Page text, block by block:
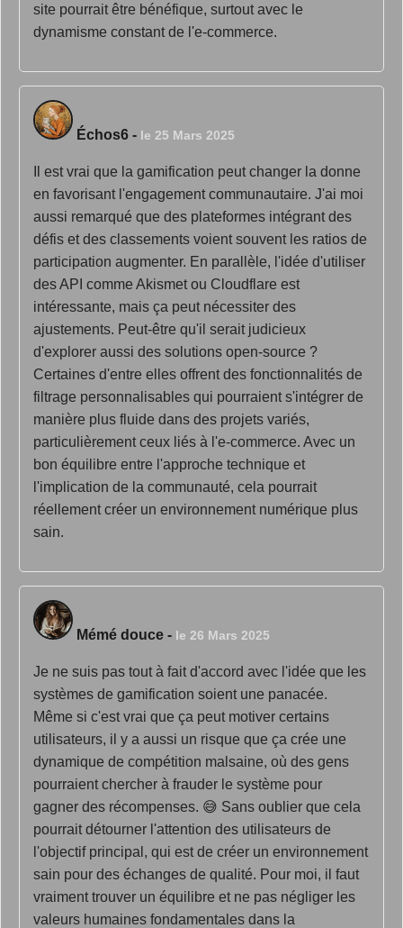
site pourrait être bénéfique, surtout avec le
dynamisme constant de l'e-commerce.
Échos6 - le 25 Mars 2025
Il est vrai que la gamification peut changer la donne
en favorisant l'engagement communautaire. J'ai moi
aussi remarqué que des plateformes intégrant des
défis et des classements voient souvent les ratios de
participation augmenter. En parallèle, l'idée d'utiliser
des API comme Akismet ou Cloudflare est
intéressante, mais ça peut nécessiter des
ajustements. Peut-être qu'il serait judicieux
d'explorer aussi des solutions open-source ?
Certaines d'entre elles offrent des fonctionnalités de
filtrage personnalisables qui pourraient s'intégrer de
manière plus fluide dans des projets variés,
particulièrement ceux liés à l'e-commerce. Avec un
bon équilibre entre l'approche technique et
l'implication de la communauté, cela pourrait
réellement créer un environnement numérique plus
sain.
Mémé douce - le 26 Mars 2025
Je ne suis pas tout à fait d'accord avec l'idée que les
systèmes de gamification soient une panacée.
Même si c'est vrai que ça peut motiver certains
utilisateurs, il y a aussi un risque que ça crée une
dynamique de compétition malsaine, où des gens
pourraient chercher à frauder le système pour
gagner des récompenses. 😅 Sans oublier que cela
pourrait détourner l'attention des utilisateurs de
l'objectif principal, qui est de créer un environnement
sain pour des échanges de qualité. Pour moi, il faut
vraiment trouver un équilibre et ne pas négliger les
valeurs humaines fondamentales dans la